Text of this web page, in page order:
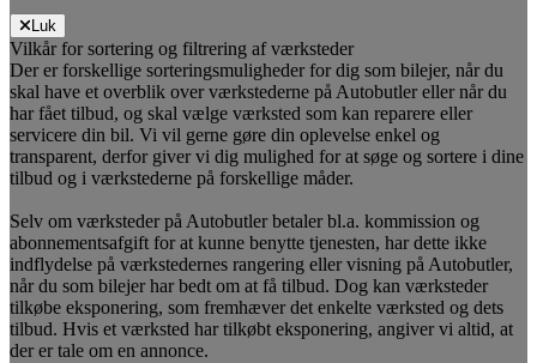
Luk
Vilkår for sortering og filtrering af værksteder
Der er forskellige sorteringsmuligheder for dig som bilejer, når du
skal have et overblik over værkstederne på Autobutler eller når du
har fået tilbud, og skal vælge værksted som kan reparere eller
servicere din bil. Vi vil gerne gøre din oplevelse enkel og
transparent, derfor giver vi dig mulighed for at søge og sortere i dine
tilbud og i værkstederne på forskellige måder.
Selv om værksteder på Autobutler betaler bl.a. kommission og
abonnementsafgift for at kunne benytte tjenesten, har dette ikke
indflydelse på værkstedernes rangering eller visning på Autobutler,
når du som bilejer har bedt om at få tilbud. Dog kan værksteder
tilkøbe eksponering, som fremhæver det enkelte værksted og dets
tilbud. Hvis et værksted har tilkøbt eksponering, angiver vi altid, at
der er tale om en annonce.